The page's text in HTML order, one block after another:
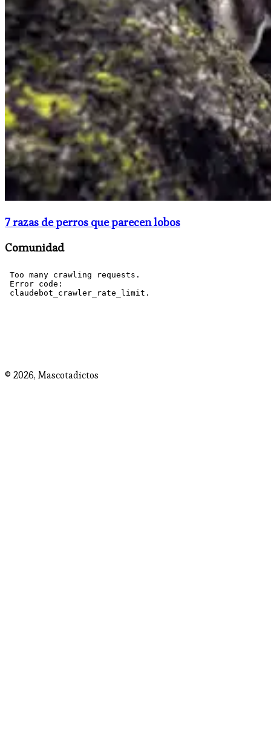
7 razas de perros que parecen lobos
Comunidad
© 2026, Mascotadictos